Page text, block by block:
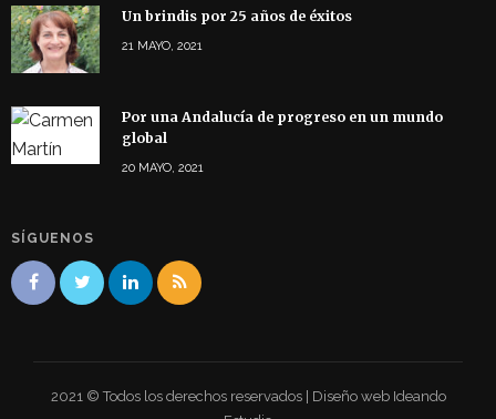
Un brindis por 25 años de éxitos
21 MAYO, 2021
Por una Andalucía de progreso en un mundo
global
20 MAYO, 2021
SÍGUENOS
2021 © Todos los derechos reservados | Diseño web Ideando